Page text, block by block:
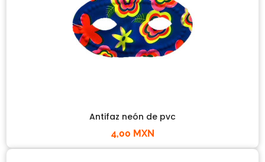
Antifaz neón de pvc
4,00 MXN